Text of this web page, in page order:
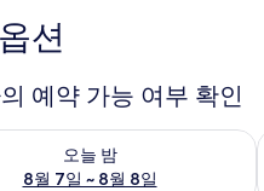
션
예약 가능 여부 확인
오늘 밤
8월 7일 ~ 8월 8일
약 가능 여부 확인, 8월 7일 ~ 8